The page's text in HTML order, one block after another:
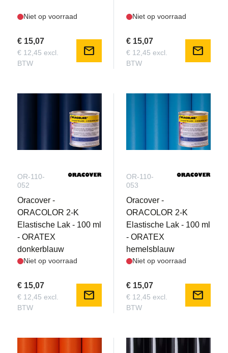
Niet op voorraad
€ 15,07
€ 12,45 excl.
BTW
mail
Niet op voorraad
€ 15,07
€ 12,45 excl.
BTW
mail
OR-110-
052
Oracover -
ORACOLOR 2-K
Elastische Lak - 100 ml
- ORATEX
donkerblauw
Niet op voorraad
€ 15,07
€ 12,45 excl.
BTW
mail
OR-110-
053
Oracover -
ORACOLOR 2-K
Elastische Lak - 100 ml
- ORATEX
hemelsblauw
Niet op voorraad
€ 15,07
€ 12,45 excl.
BTW
mail